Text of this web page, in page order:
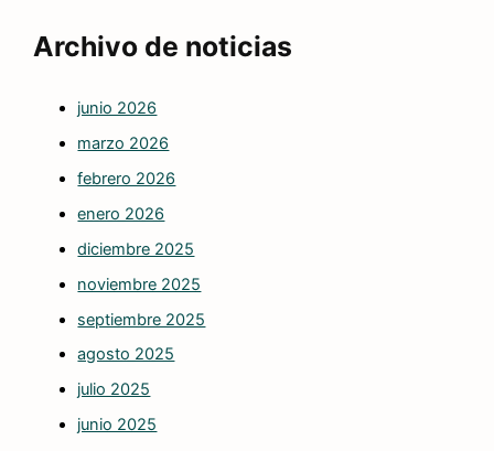
Archivo de noticias
junio 2026
marzo 2026
febrero 2026
enero 2026
diciembre 2025
noviembre 2025
septiembre 2025
agosto 2025
julio 2025
junio 2025